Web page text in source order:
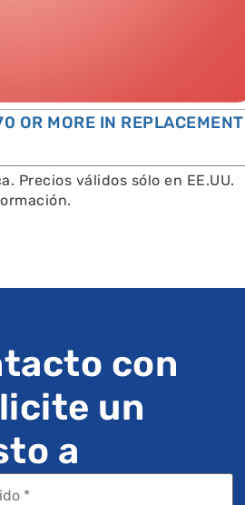
OR MORE IN REPLACEMENT
Precios válidos sólo en EE.UU.
con
un
a